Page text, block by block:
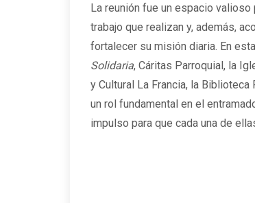
La reunión fue un espacio
trabajo que realizan y, además,
fortalecer su misión diaria. En
Solidaria, Cáritas Parroquial, la
y Cultural La Francia, la Biblioteca
un rol fundamental en el
impulso para que cada una de